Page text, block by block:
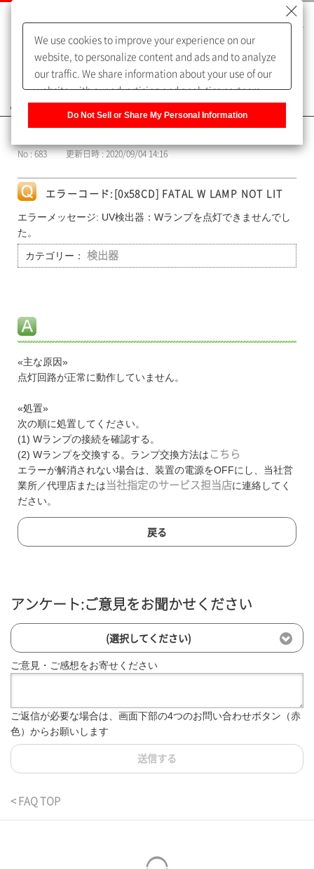
よくあるご質問（FAQ）
No : 683 更新日時 : 2020/09/04 14:16
エラーコード:[0x58CD] FATAL W LAMP NOT LIT
エラーメッセージ: UV検出器：Wランプを点灯できませんでし
た。
カテゴリー： 検出器
«主な原因»
点灯回路が正常に動作していません。
«処置»
次の順に処置してください。
(1) Wランプの接続を確認する。
(2) Wランプを交換する。ランプ交換方法は こちら
エラーが解消されない場合は、装置の電源をOFFにし、当社営
業所／代理店または 当社指定のサービス担当店に連絡してく
ださい。
戻る
アンケート:ご意見をお聞かせください
(選択してください)
ご意見・ご感想をお寄せください
ご返信が必要な場合は、画面下部の4つのお問い合わせボタン（赤
色）からお願いします
送信する
< FAQ TOP
We use cookies to improve your experience on our
website, to personalize content and ads and to analyze
our traffic. We share information about your use of our
website with our advertising and analytics partners,
of our sharing information about you with our partners.
Information] to customize your cookie settings on our
Do Not Sell or Share My Personal Information